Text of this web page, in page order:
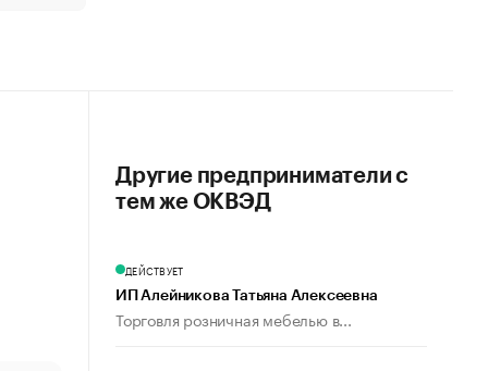
Другие предприниматели с
тем же ОКВЭД
ДЕЙСТВУЕТ
ИП Алейникова Татьяна Алексеевна
Торговля розничная мебелью в...